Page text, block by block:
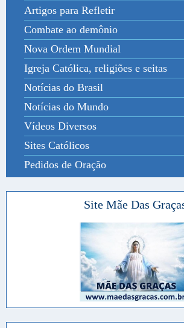
Artigos para Refletir
Combate ao demônio
Nova Ordem Mundial
Igreja Católica, religiões e seitas
Notícias do Brasil
Notícias do Mundo
Vídeos Diversos
Sites Católicos
Pedidos de Oração
Site Mãe Das